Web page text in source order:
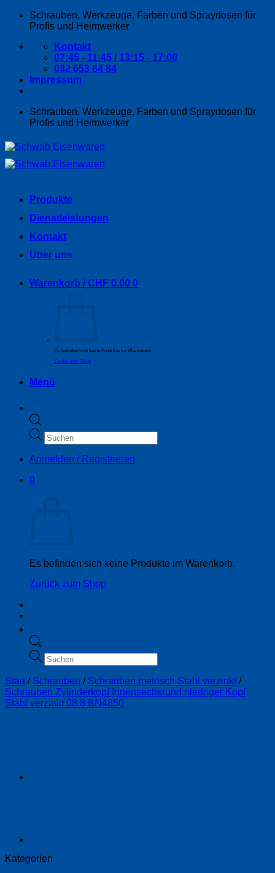
Zum
Schrauben, Werkzeuge, Farben und Spraydosen für
Profis und Heimwerker
Kontakt
07:45 - 11:45 / 13:15 - 17:00
032 653 84 84
Impressum
Schrauben, Werkzeuge, Farben und Spraydosen für
Profis und Heimwerker
Products
search
Anmelden / Registrieren
0
Es befinden sich keine Produkte im Warenkorb.
Zurück zum Shop
Produkte
Dienstleistungen
Kontakt
Über uns
Warenkorb / CHF 0.00 0
Es befinden sich keine Produkte im Warenkorb.
Zurück zum Shop
Menü
Products
search
Start / Schrauben / Schrauben metrisch Stahl verzinkt /
Schrauben Zylinderkopf Innensechsrund niedriger Kopf
Stahl verzinkt 08.8 BN4850
Kategorien